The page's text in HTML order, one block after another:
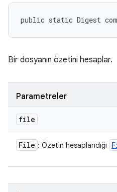
public static Digest
Bir dosyanın özetini hesaplar.
Parametreler
file
File : Özetin hesaplandığı